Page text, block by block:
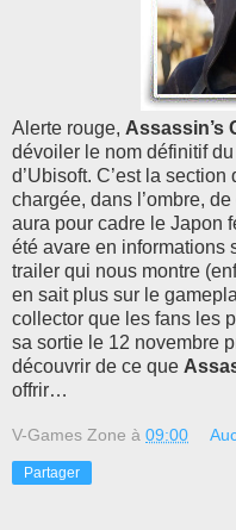
Alerte rouge, Assassin’s
dévoiler le nom définitif
d’Ubisoft. C’est la
chargée, dans l’ombre,
aura pour cadre le Japon
été avare en informations
trailer qui nous montre
en sait plus sur le
collector que les fans les
sa sortie le 12 novembre
découvrir de ce que
offrir…
V-Games Zone à 09:00
Partager